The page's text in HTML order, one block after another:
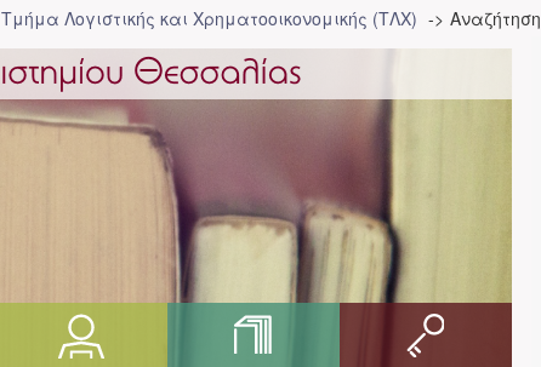
Τμήμα Λογιστικής και Χρηματοοικονομικής (ΤΛΧ) Αναζήτηση